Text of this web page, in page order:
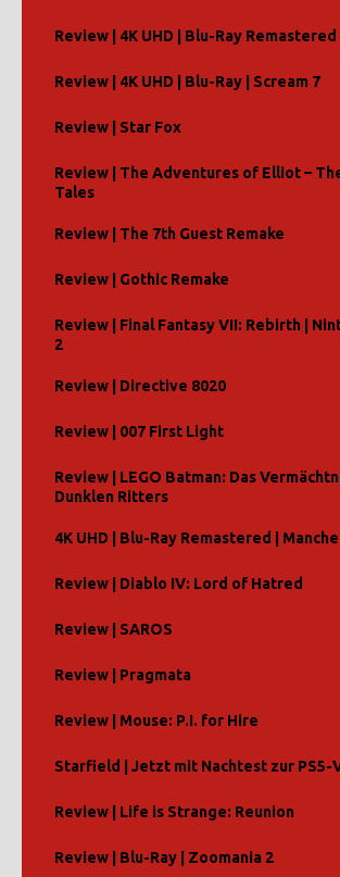
Review | 4K UHD | Blu-Ray
Review | 4K UHD | Blu-Ray | Scream 7
Review | Star Fox
Review | The Adventures of Elliot –
Tales
Review | The 7th Guest Remake
Review | Gothic Remake
Review | Final Fantasy VII: Rebirth |
2
Review | Directive 8020
Review | 007 First Light
Review | LEGO Batman: Das
Dunklen Ritters
4K UHD | Blu-Ray Remastered |
Review | Diablo IV: Lord of Hatred
Review | SAROS
Review | Pragmata
Review | Mouse: P.I. for Hire
Starfield | Jetzt mit Nachtest zur PS5-
Review | Life is Strange: Reunion
Review | Blu-Ray | Zoomania 2